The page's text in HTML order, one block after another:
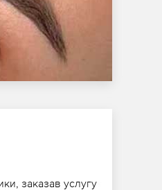
заказав услугу